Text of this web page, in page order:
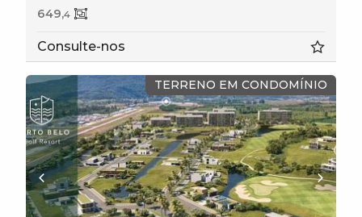
649,4
Consulte-nos
TERRENO EM CONDOMÍNIO